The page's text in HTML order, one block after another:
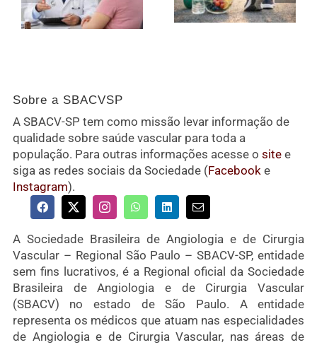
Sobre a SBACVSP
A SBACV-SP tem como missão levar informação de
qualidade sobre saúde vascular para toda a
população. Para outras informações acesse o sitee
siga as redes sociais da Sociedade (Facebooke
Instagram).
A Sociedade Brasileira de Angiologia e de Cirurgia
Vascular – Regional São Paulo – SBACV-SP, entidade
sem fins lucrativos, é a Regional oficial da Sociedade
Brasileira de Angiologia e de Cirurgia Vascular
(SBACV) no estado de São Paulo. A entidade
representa os médicos que atuam nas especialidades
de Angiologia e de Cirurgia Vascular, nas áreas de